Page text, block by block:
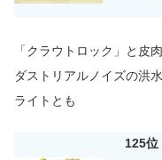
「クラウトロック」と皮
ダストリアルノイズの洪
ライトとも
125位